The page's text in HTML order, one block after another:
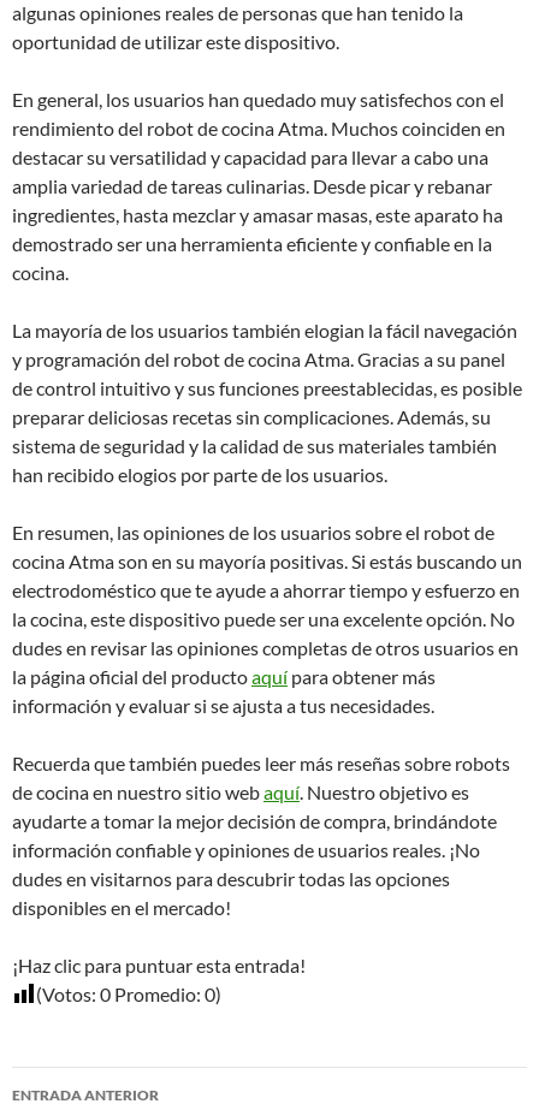
algunas opiniones reales de personas que han tenido la
oportunidad de utilizar este dispositivo.
En general, los usuarios han quedado muy satisfechos con el
rendimiento del robot de cocina Atma. Muchos coinciden en
destacar su versatilidad y capacidad para llevar a cabo una
amplia variedad de tareas culinarias. Desde picar y rebanar
ingredientes, hasta mezclar y amasar masas, este aparato ha
demostrado ser una herramienta eficiente y confiable en la
cocina.
La mayoría de los usuarios también elogian la fácil navegación
y programación del robot de cocina Atma. Gracias a su panel
de control intuitivo y sus funciones preestablecidas, es posible
preparar deliciosas recetas sin complicaciones. Además, su
sistema de seguridad y la calidad de sus materiales también
han recibido elogios por parte de los usuarios.
En resumen, las opiniones de los usuarios sobre el robot de
cocina Atma son en su mayoría positivas. Si estás buscando un
electrodoméstico que te ayude a ahorrar tiempo y esfuerzo en
la cocina, este dispositivo puede ser una excelente opción. No
dudes en revisar las opiniones completas de otros usuarios en
la página oficial del productoaquí para obtener más
información y evaluar si se ajusta a tus necesidades.
Recuerda que también puedes leer más reseñas sobre robots
de cocina en nuestro sitio webaquí. Nuestro objetivo es
ayudarte a tomar la mejor decisión de compra, brindándote
información confiable y opiniones de usuarios reales. ¡No
dudes en visitarnos para descubrir todas las opciones
disponibles en el mercado!
¡Haz clic para puntuar esta entrada!
(Votos: 0 Promedio: 0)
Navegación
ENTRADA ANTERIOR